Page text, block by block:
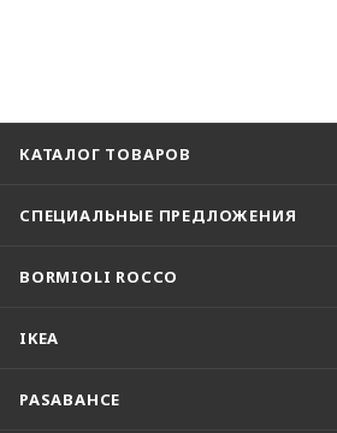
КАТАЛОГ ТОВАРОВ
СПЕЦИАЛЬНЫЕ ПРЕДЛОЖЕНИЯ
BORMIOLI ROCCO
IKEA
PASABAHCE